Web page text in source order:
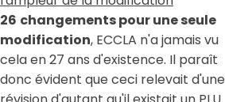
26 changements pour une seule
modification, ECCLA n'a jamais vu
cela en 27 ans d'existence. Il paraît
donc évident que ceci relevait d'une